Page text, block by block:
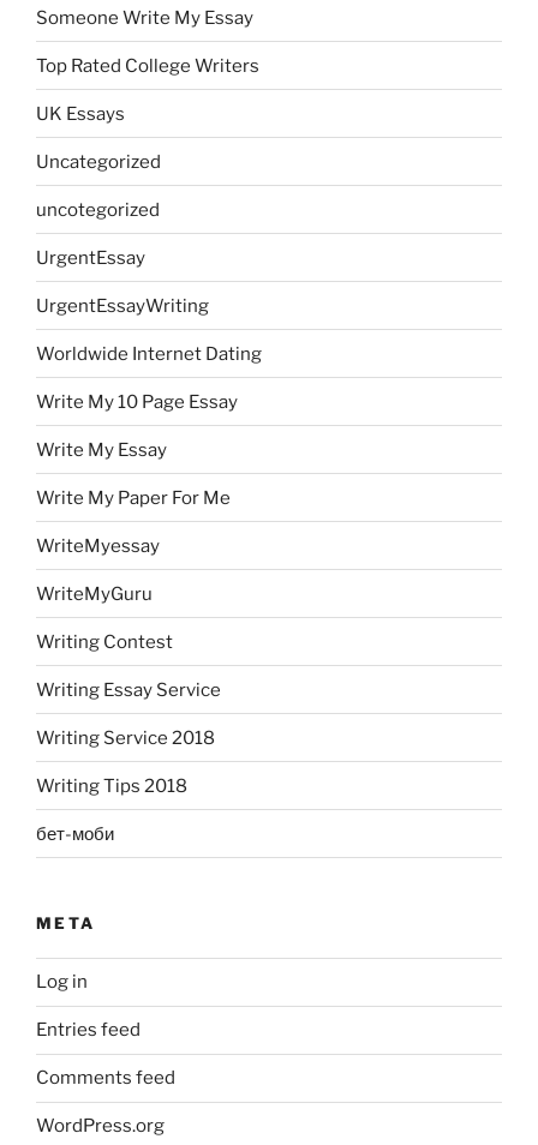
Someone Write My Essay
Top Rated College Writers
UK Essays
Uncategorized
uncotegorized
UrgentEssay
UrgentEssayWriting
Worldwide Internet Dating
Write My 10 Page Essay
Write My Essay
Write My Paper For Me
WriteMyessay
WriteMyGuru
Writing Contest
Writing Essay Service
Writing Service 2018
Writing Tips 2018
бет-моби
META
Log in
Entries feed
Comments feed
WordPress.org